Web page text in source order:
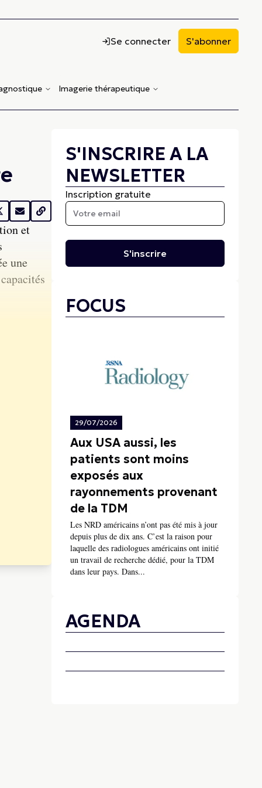
Se connecter S'abonner
Imagerie thérapeutique
et
une
S'INSCRIRE A LA
NEWSLETTER
Inscription gratuite
S'inscrire
FOCUS
29/07/2026
Aux USA aussi, les
patients sont moins
exposés aux
rayonnements provenant
de la TDM
Les NRD américains n’ont pas été mis à jour
depuis plus de dix ans. C’est la raison pour
laquelle des radiologues américains ont initié
un travail de recherche dédié, pour la TDM
dans leur pays. Dans...
AGENDA